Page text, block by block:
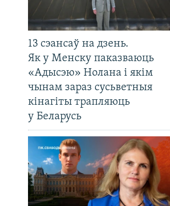
13 сэансаў на дзень.
Як у Менску паказваюць
«Адысэю» Нолана і якім
чынам зараз сусьветныя
кінагіты трапляюць
у Беларусь